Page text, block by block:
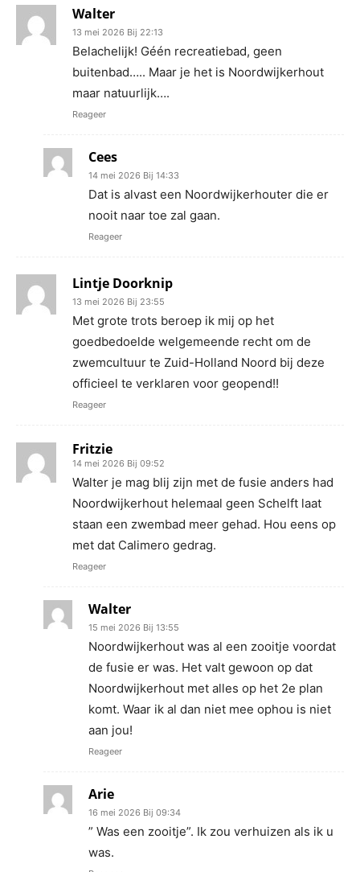
Walter
13 mei 2026 Bij 22:13
Belachelijk! Géén recreatiebad, geen
buitenbad….. Maar je het is Noordwijkerhout
maar natuurlijk….
Reageer
Cees
14 mei 2026 Bij 14:33
Dat is alvast een Noordwijkerhouter die er
nooit naar toe zal gaan.
Reageer
Lintje Doorknip
13 mei 2026 Bij 23:55
Met grote trots beroep ik mij op het
goedbedoelde welgemeende recht om de
zwemcultuur te Zuid-Holland Noord bij deze
officieel te verklaren voor geopend!!
Reageer
Fritzie
14 mei 2026 Bij 09:52
Walter je mag blij zijn met de fusie anders had
Noordwijkerhout helemaal geen Schelft laat
staan een zwembad meer gehad. Hou eens op
met dat Calimero gedrag.
Reageer
Walter
15 mei 2026 Bij 13:55
Noordwijkerhout was al een zooitje voordat
de fusie er was. Het valt gewoon op dat
Noordwijkerhout met alles op het 2e plan
komt. Waar ik al dan niet mee ophou is niet
aan jou!
Reageer
Arie
16 mei 2026 Bij 09:34
” Was een zooitje”. Ik zou verhuizen als ik u
was.